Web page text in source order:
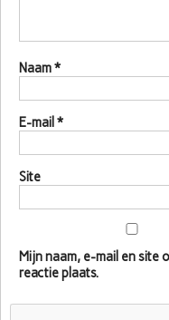
Naam*
E-mail *
Site
Mijn naam, e-mail en
reactie plaats.